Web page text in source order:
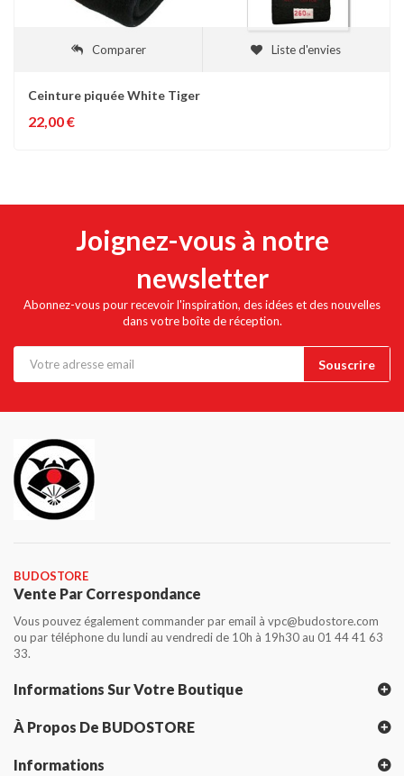
Comparer Liste d'envies
Ceinture piquée White Tiger
22,00 €
Joignez-vous à notre
newsletter
Abonnez-vous pour recevoir l'inspiration, des idées et des nouvelles
dans votre boîte de réception.
BUDOSTORE
Vente Par Correspondance
Vous pouvez également commander par email à vpc@budostore.com
ou par téléphone du lundi au vendredi de 10h à 19h30 au 01 44 41 63
33.
Informations Sur Votre Boutique
À Propos De BUDOSTORE
Informations